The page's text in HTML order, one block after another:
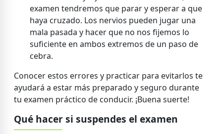
examen tendremos que parar y esperar a que
haya cruzado. Los nervios pueden jugar una
mala pasada y hacer que no nos fijemos lo
suficiente en ambos extremos de un paso de
cebra.
Conocer estos errores y practicar para evitarlos te
ayudará a estar más preparado y seguro durante
tu examen práctico de conducir. ¡Buena suerte!
Qué hacer si suspendes el examen